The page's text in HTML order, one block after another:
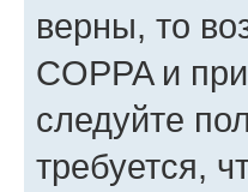
верны, то
COPPA и
следуйте
требуется,